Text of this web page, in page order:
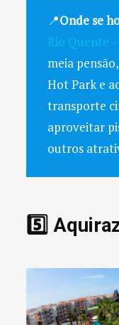
📍Onde se
Rio Quente
meia
Hot Park e
transporte
aproveitar
outros
5️⃣